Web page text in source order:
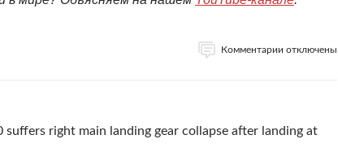
Комментарии отключены
right main landing gear collapse after landing at